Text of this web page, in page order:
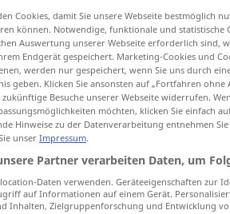
>
Sitzungsprotokoll
Cookies, damit Sie unsere Webseite bestmöglich
können. Notwendige, funktionale und statistische
Auswertung unserer Webseite erforderlich sind,
Endgerät gespeichert. Marketing-Cookies und
werden nur gespeichert, wenn Sie uns durch
geben. Klicken Sie ansonsten auf „Fortfahren
Besuche unserer Webseite widerrufen.
möchten, klicken Sie einfach
Hinweise zu der Datenverarbeitung entnehmen
unser Impressum.
Partner verarbeiten Daten, um
Daten verwenden. Geräteeigenschaften zur
auf Informationen auf einem Gerät.
Inhalten, Zielgruppenforschung und Entwicklung